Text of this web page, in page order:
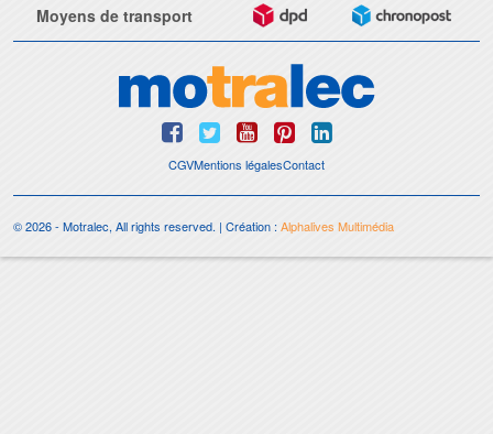
Moyens de transport
CGVMentions légalesContact
© 2026 - Motralec, All rights reserved. | Création :Alphalives Multimédia